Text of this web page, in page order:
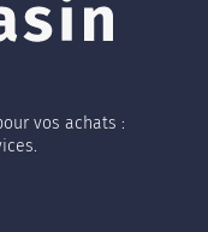
vos achats :